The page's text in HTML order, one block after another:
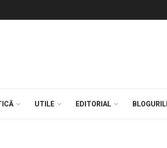
UTILE EDITORIAL